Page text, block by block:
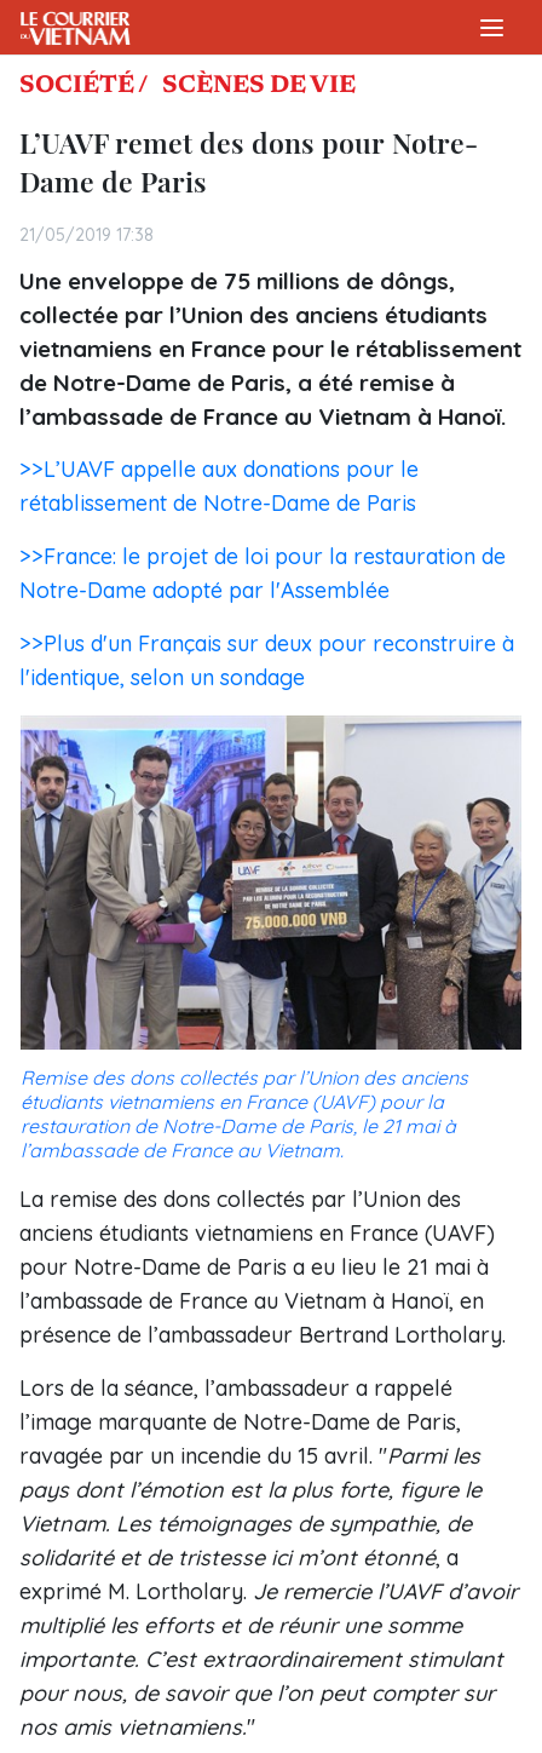
SOCIÉTÉ / SCÈNES DE VIE
L’UAVF remet des dons pour Notre-
Dame de Paris
21/05/2019 17:38
Une enveloppe de 75 millions de dôngs,
collectée par l’Union des anciens étudiants
vietnamiens en France pour le rétablissement
de Notre-Dame de Paris, a été remise à
l’ambassade de France au Vietnam à Hanoï.
>>L’UAVF appelle aux donations pour le
rétablissement de Notre-Dame de Paris
>>France: le projet de loi pour la restauration de
Notre-Dame adopté par l'Assemblée
>>Plus d'un Français sur deux pour reconstruire à
l'identique, selon un sondage
Remise des dons collectés par l’Union des anciens
étudiants vietnamiens en France (UAVF) pour la
restauration de Notre-Dame de Paris, le 21 mai à
l’ambassade de France au Vietnam.
La remise des dons collectés par l’Union des
anciens étudiants vietnamiens en France (UAVF)
pour Notre-Dame de Paris a eu lieu le 21 mai à
l’ambassade de France au Vietnam à Hanoï, en
présence de l’ambassadeur Bertrand Lortholary.
Lors de la séance, l’ambassadeur a rappelé
l’image marquante de Notre-Dame de Paris,
ravagée par un incendie du 15 avril. "Parmi les
pays dont l’émotion est la plus forte, figure le
Vietnam. Les témoignages de sympathie, de
solidarité et de tristesse ici m’ont étonné, a
exprimé M. Lortholary. Je remercie l’UAVF d’avoir
multiplié les efforts et de réunir une somme
importante. C’est extraordinairement stimulant
pour nous, de savoir que l’on peut compter sur
nos amis vietnamiens."